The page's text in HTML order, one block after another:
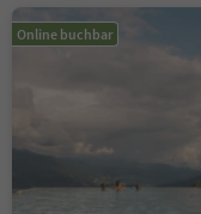
Online buchbar